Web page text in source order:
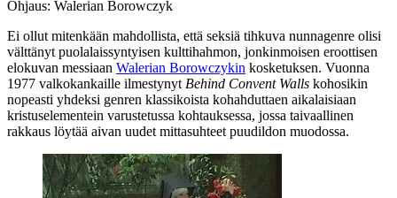
Ohjaus: Walerian Borowczyk
Ei ollut mitenkään mahdollista, että seksiä tihkuva nunnagenre olisi
välttänyt puolalaissyntyisen kulttihahmon, jonkinmoisen eroottisen
elokuvan messiaan Walerian Borowczykin kosketuksen. Vuonna
1977 valkokankaille ilmestynyt Behind Convent Walls kohosikin
nopeasti yhdeksi genren klassikoista kohahduttaen aikalaisiaan
kristuselementein varustetussa kohtauksessa, jossa taivaallinen
rakkaus löytää aivan uudet mittasuhteet puudildon muodossa.